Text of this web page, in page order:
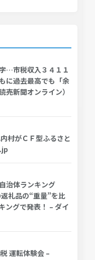
…市税収入３４１１
に過去最高でも「余
売新聞オンライン）
村がＣＦ型ふるさと
治体ランキング
礼品の“重量”を比
ングで発表！ – ダイ
運転体験会 –